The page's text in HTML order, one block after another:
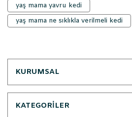
yaş mama yavru kedi
yaş mama ne sıklıkla verilmeli kedi
KURUMSAL
KATEGORİLER